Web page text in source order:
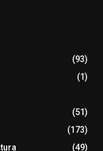
(93)
(1)
(51)
(173)
(49)